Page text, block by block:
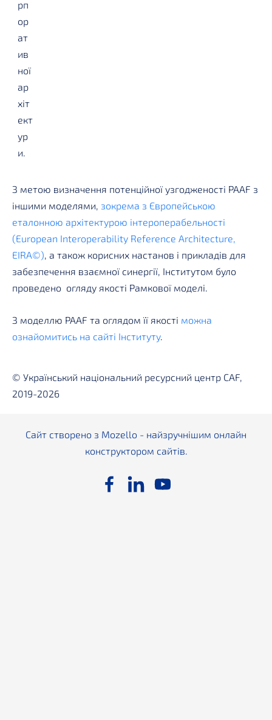
рп
ор
ат
ив
ної
ар
хіт
ект
ур
и.
З метою визначення потенційної узгодженості PAAF з
іншими моделями, зокрема з Європейською
еталонною архітектурою інтероперабельності
(European Interoperability Reference Architecture,
EIRA©), а також корисних настанов і прикладів для
забезпечення взаємної синергії, Інститутом було
проведено огляду якості Рамкової моделі.
З моделлю PAAF та оглядом її якості можна
ознайомитись на сайті Інституту.
© Український національний ресурсний центр CAF,
2019-2026
Сайт створено з Mozello - найзручнішим онлайн
конструктором сайтів.